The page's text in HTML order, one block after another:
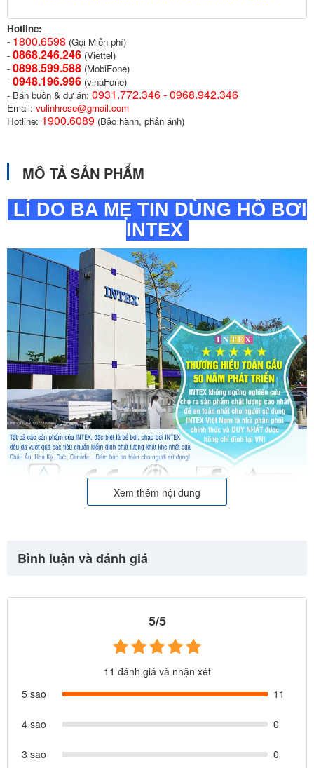
Hotline:
- 1800.6598 (Gọi Miễn phí)
- 0868.246.246 (Viettel)
- 0898.599.588 (MobiFone)
- 0948.196.996 (vinaFone)
- Bán buôn & dự án: 0931.772.346 - 0968.942.346
Email: vulinhrose@gmail.com
Hotline: 1900.6089 (Bảo hành, phản ánh)
MÔ TẢ SẢN PHẨM
LÍ DO BA MẸ TIN DÙNG HỒ BƠI
INTEX
Xem thêm nội dung
Bình luận và đánh giá
5/5
11 đánh giá và nhận xét
5 sao
11
4 sao 0
3 sao 0